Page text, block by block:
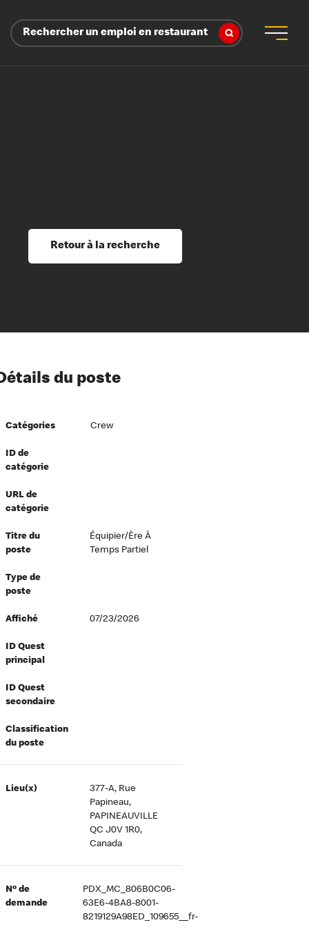
Rechercher un emploi en restaurant
et perfectionnement
du savoir
à l’égard de nos employés
directeurs
équité et inclusion
au travail
Retour à la recherche
du poste
Catégories Crew
ID de
catégorie
URL de
catégorie
Titre du
poste
Équipier/ère À
Temps Partiel
Type de
poste
Affiché 07/23/2026
ID Quest
principal
ID Quest
secondaire
Classification
du poste
Lieu(x)
377-A, Rue
Papineau,
PAPINEAUVILLE
QC J0V 1R0,
Canada
Nº de
demande
PDX_MC_806B0C06-
63E6-4BA8-8001-
8219129A98ED_109655__fr-